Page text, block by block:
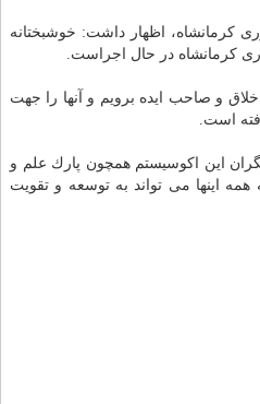
كرمانشاه، اظهار داشت: خوشبختانه
كرمانشاه در حال اجراست.
و صاحب ایده برویم و آنها را جهت
است.
این اكوسیستم همچون پارك علم و
اینها می تواند به توسعه و تقویت